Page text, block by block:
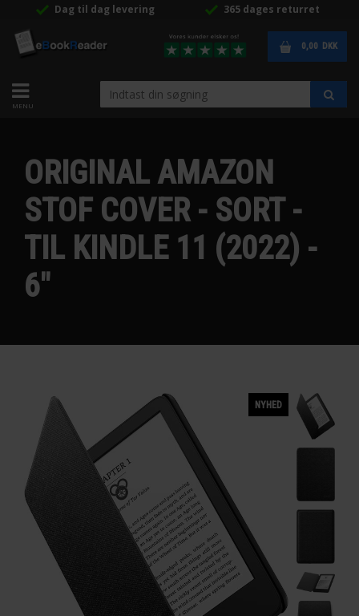
Dag til dag levering 365 dages returret
0,00 DKK
ORIGINAL AMAZON
STOF COVER - SORT -
TIL KINDLE 11 (2022) -
6"
NYHED